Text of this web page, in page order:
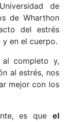
de
de Wharthon
del estrés
en el cuerpo.
al completo y,
al estrés, nos
mejor con los
es que el